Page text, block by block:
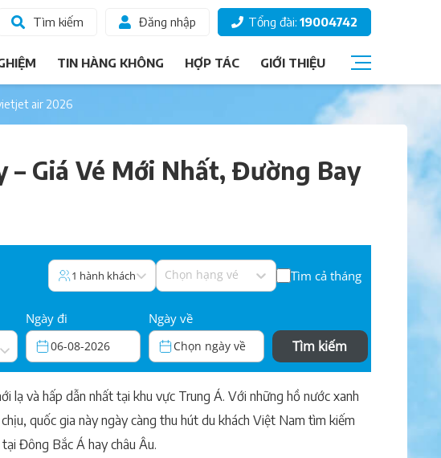
Tìm kiếm Đăng nhập Tổng đài: 19004742
TIN HÀNG KHÔNG HỢP TÁC GIỚI THIỆU
Các hạng vé
Chọn ghế ngồi
air 2026
Giá Vé Mới Nhất, Đường Bay
1 hành khách Chọn hạng vé Tìm cả tháng
Ngày đi
06-08-2026
Ngày về
Chọn ngày về Tìm kiếm
lạ và hấp dẫn nhất tại khu vực Trung Á. Với những hồ nước xanh
quốc gia này ngày càng thu hút du khách Việt Nam tìm kiếm
Đông Bắc Á hay châu Âu.